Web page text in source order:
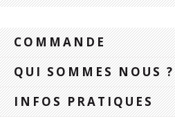
COMMANDE
QUI SOMMES NOUS ?
INFOS PRATIQUES